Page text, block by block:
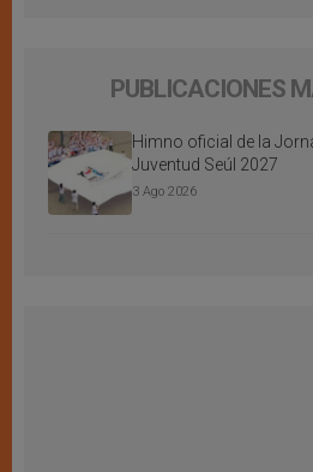
PUBLICACIONES
Himno oficial de la
Juventud Seúl 2027
3 Ago 2026